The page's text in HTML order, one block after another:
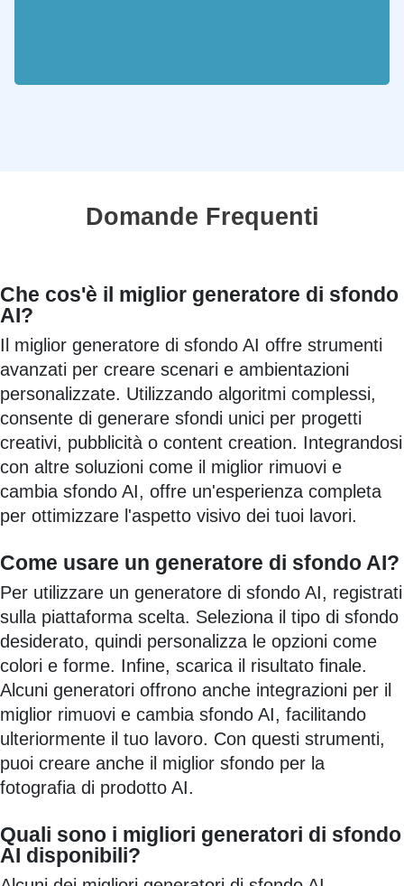
Domande Frequenti
Che cos'è il miglior generatore di sfondo
AI?
Il miglior generatore di sfondo AI offre strumenti
avanzati per creare scenari e ambientazioni
personalizzate. Utilizzando algoritmi complessi,
consente di generare sfondi unici per progetti
creativi, pubblicità o content creation. Integrandosi
con altre soluzioni come il miglior rimuovi e
cambia sfondo AI, offre un'esperienza completa
per ottimizzare l'aspetto visivo dei tuoi lavori.
Come usare un generatore di sfondo AI?
Per utilizzare un generatore di sfondo AI, registrati
sulla piattaforma scelta. Seleziona il tipo di sfondo
desiderato, quindi personalizza le opzioni come
colori e forme. Infine, scarica il risultato finale.
Alcuni generatori offrono anche integrazioni per il
miglior rimuovi e cambia sfondo AI, facilitando
ulteriormente il tuo lavoro. Con questi strumenti,
puoi creare anche il miglior sfondo per la
fotografia di prodotto AI.
Quali sono i migliori generatori di sfondo
AI disponibili?